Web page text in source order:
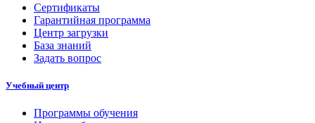
Сертификаты
Гарантийная программа
Центр загрузки
База знаний
Задать вопрос
Учебный центр
Программы обучения